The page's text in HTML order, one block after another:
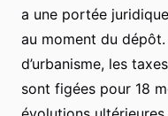
a une portée
au moment du
d’urbanisme, les
sont figées pour 18